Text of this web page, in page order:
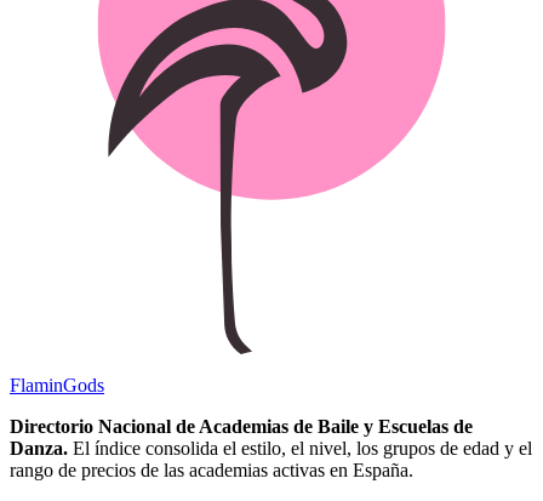
FlaminGods
Directorio Nacional de Academias de Baile y Escuelas de
Danza. El índice consolida el estilo, el nivel, los grupos de edad y el
rango de precios de las academias activas en España.